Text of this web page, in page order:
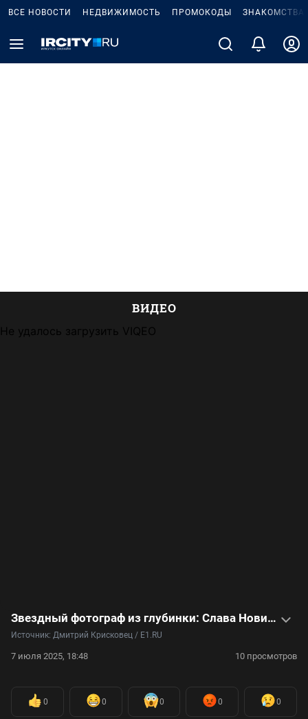
ВСЕ НОВОСТИ НЕДВИЖИМОСТЬ ПРОМОКОДЫ ЗНАКОМСТВА
ВИДЕО
Не удалось загрузить VIQEO
Звездный фотограф из глубинки: Слава Новиков прославился художественными фотопортретами
Источник: Дмитрий Крисковец / E1.RU
7 июля 2025, 18:48 10 просмотров
0 0 0 0 0